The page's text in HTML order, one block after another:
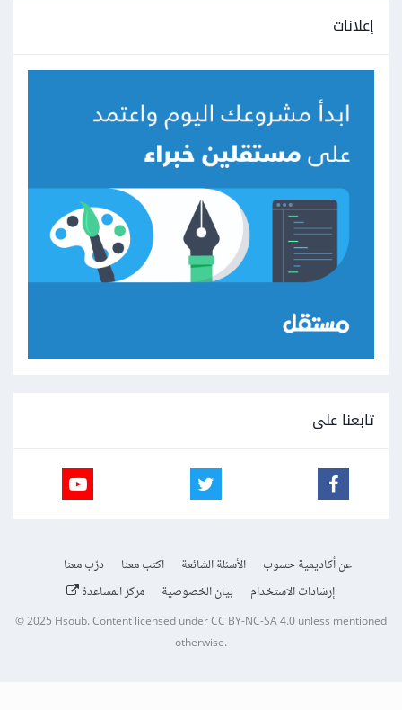
إعلانات
تابعنا على
عن أكاديمية حسوب الأسئلة الشائعة اكتب معنا
درّب معنا
إرشادات الاستخدام
بيان الخصوصية مركز المساعدة
© 2025Hsoub.Content licensed underCC BY-NC-SA 4.0unless mentioned
otherwise.